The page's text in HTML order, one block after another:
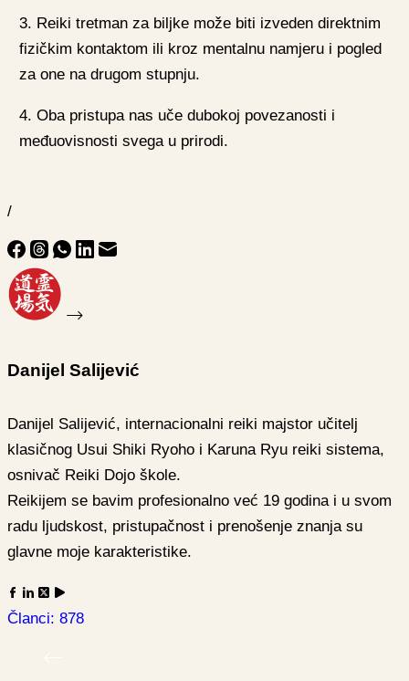
3. Reiki tretman za biljke može biti izveden direktnim
fizičkim kontaktom ili kroz mentalnu namjeru i pogled
za one na drugom stupnju.
4. Oba pristupa nas uče dubokoj povezanosti i
međuovisnosti svega u prirodi.
/
Danijel Salijević
Danijel Salijević, internacionalni reiki majstor učitelj
klasičnog Usui Shiki Ryoho i Karuna Ryu reiki sistema,
osnivač Reiki Dojo škole.
Reikijem se bavim profesionalno već 19 godina i u svom
radu ljudskost, pristupačnost i prenošenje znanja su
glavne moje karakteristike.
Članci: 878